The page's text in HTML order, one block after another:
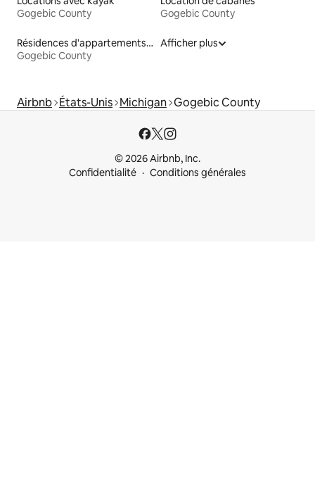
Gogebic County
Gogebic County
Résidences d'appartements en location
Gogebic County
Afficher plus
Airbnb États-Unis Michigan Gogebic County
© 2026 Airbnb, Inc.
Confidentialité
Conditions générales